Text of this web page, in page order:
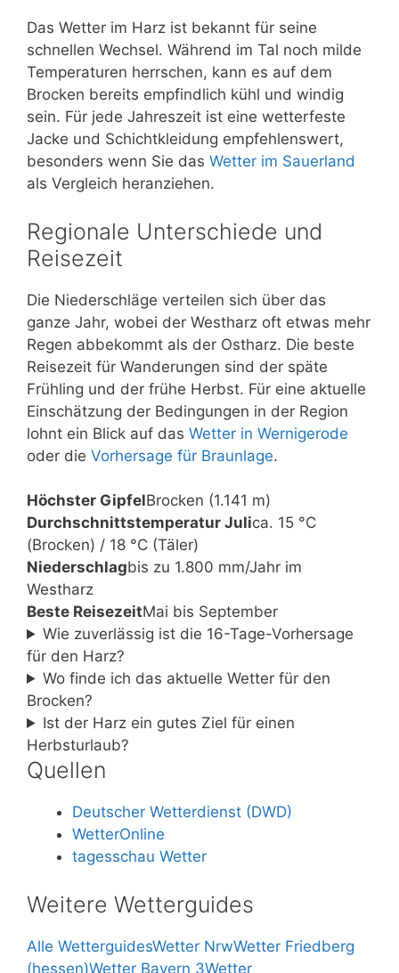
Das Wetter im Harz ist bekannt für seine
schnellen Wechsel. Während im Tal noch milde
Temperaturen herrschen, kann es auf dem
Brocken bereits empfindlich kühl und windig
sein. Für jede Jahreszeit ist eine wetterfeste
Jacke und Schichtkleidung empfehlenswert,
besonders wenn Sie das Wetter im Sauerland
als Vergleich heranziehen.
Regionale Unterschiede und
Reisezeit
Die Niederschläge verteilen sich über das
ganze Jahr, wobei der Westharz oft etwas mehr
Regen abbekommt als der Ostharz. Die beste
Reisezeit für Wanderungen sind der späte
Frühling und der frühe Herbst. Für eine aktuelle
Einschätzung der Bedingungen in der Region
lohnt ein Blick auf das Wetter in Wernigerode
oder die Vorhersage für Braunlage.
Höchster GipfelBrocken (1.141 m)
Durchschnittstemperatur Julica. 15 °C
(Brocken) / 18 °C (Täler)
Niederschlagbis zu 1.800 mm/Jahr im
Westharz
Beste ReisezeitMai bis September
Wie zuverlässig ist die 16-Tage-Vorhersage
für den Harz?
Wo finde ich das aktuelle Wetter für den
Brocken?
Ist der Harz ein gutes Ziel für einen
Herbsturlaub?
Quellen
Deutscher Wetterdienst (DWD)
WetterOnline
tagesschau Wetter
Weitere Wetterguides
Alle WetterguidesWetter NrwWetter Friedberg
(hessen)Wetter Bayern 3Wetter